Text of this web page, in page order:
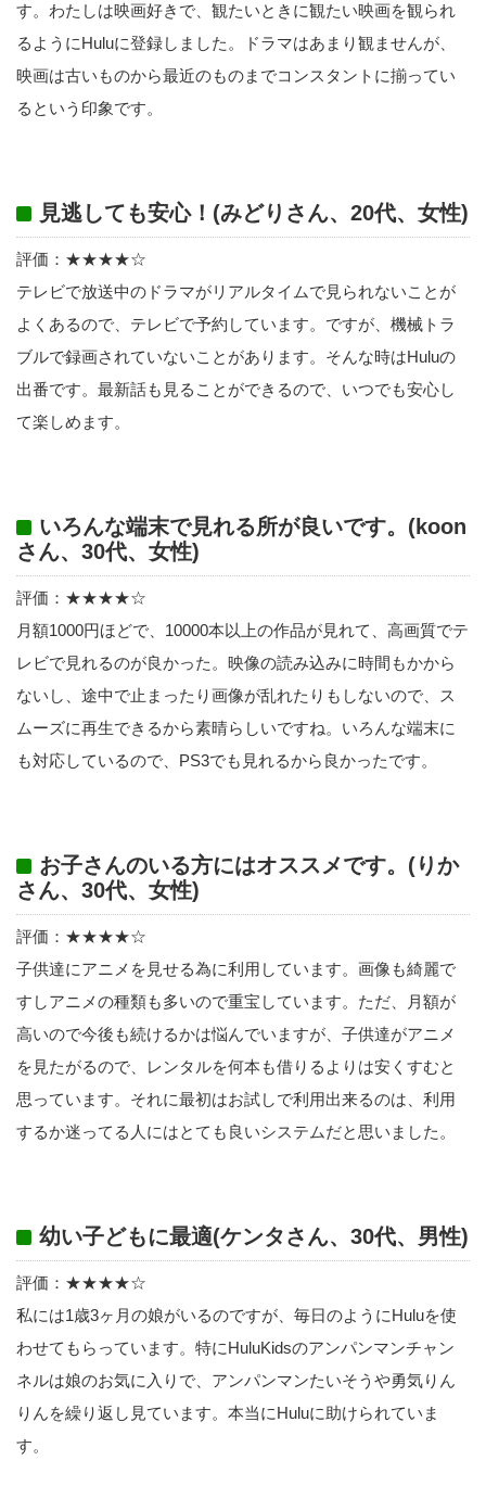
す。わたしは映画好きで、観たいときに観たい映画を観られ
るようにHuluに登録しました。ドラマはあまり観ませんが、
映画は古いものから最近のものまでコンスタントに揃ってい
るという印象です。
見逃しても安心！(みどりさん、20代、女性)
評価：★★★★☆
テレビで放送中のドラマがリアルタイムで見られないことが
よくあるので、テレビで予約しています。ですが、機械トラ
ブルで録画されていないことがあります。そんな時はHuluの
出番です。最新話も見ることができるので、いつでも安心し
て楽しめます。
いろんな端末で見れる所が良いです。(koon
さん、30代、女性)
評価：★★★★☆
月額1000円ほどで、10000本以上の作品が見れて、高画質でテ
レビで見れるのが良かった。映像の読み込みに時間もかから
ないし、途中で止まったり画像が乱れたりもしないので、ス
ムーズに再生できるから素晴らしいですね。いろんな端末に
も対応しているので、PS3でも見れるから良かったです。
お子さんのいる方にはオススメです。(りか
さん、30代、女性)
評価：★★★★☆
子供達にアニメを見せる為に利用しています。画像も綺麗で
すしアニメの種類も多いので重宝しています。ただ、月額が
高いので今後も続けるかは悩んでいますが、子供達がアニメ
を見たがるので、レンタルを何本も借りるよりは安くすむと
思っています。それに最初はお試しで利用出来るのは、利用
するか迷ってる人にはとても良いシステムだと思いました。
幼い子どもに最適(ケンタさん、30代、男性)
評価：★★★★☆
私には1歳3ヶ月の娘がいるのですが、毎日のようにHuluを使
わせてもらっています。特にHuluKidsのアンパンマンチャン
ネルは娘のお気に入りで、アンパンマンたいそうや勇気りん
りんを繰り返し見ています。本当にHuluに助けられていま
す。